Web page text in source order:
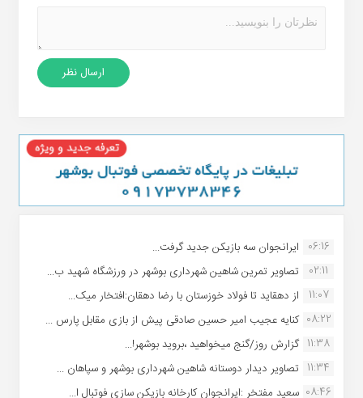
06:16 ایرانجوان سه بازیکن جدید گرفت...
02:11
تصاویر تمرین شاهین شهردارى بوشهر در ورزشگاه شهید ب...
11:07
از دهقاید تا فولاد خوزستان با رضا دهقان:افتخار میک...
08:22 کنایه عجیب امیر حسین صادقی پیش از بازی مقابل پارس ...
11:38 گزارش روز/گنج میخواهید ،بروید بوشهر!...
11:34 تصاویر دیدار دوستانه شاهین شهردارى بوشهر و سپاهان ...
08:46 سعید مفتخر :ایرانجوان کارخانه بازیکن سازی فوتبال ا...